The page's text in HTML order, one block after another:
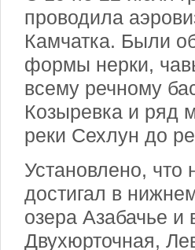
проводила
Камчатка. Были
формы нерки,
всему речному
Козыревка и ряд
реки Сехлун до
Установлено, что
достигал в
озера Азабачье и
Двухюрточная,